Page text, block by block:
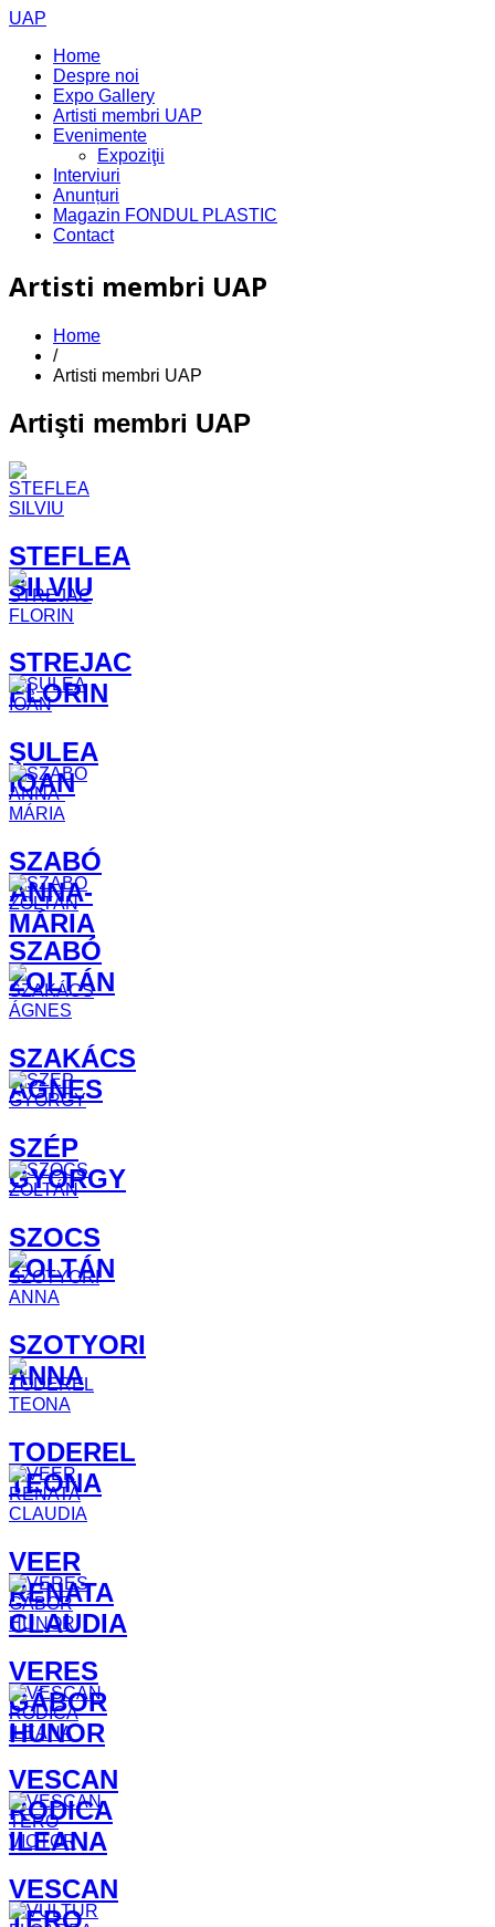
UAP
Home
Despre noi
Expo Gallery
Artisti membri UAP
Evenimente
Expoziţii
Interviuri
Anunțuri
Magazin FONDUL PLASTIC
Contact
Artisti membri UAP
Home
/
Artisti membri UAP
Artişti membri UAP
STEFLEA
SILVIU
STREJAC
FLORIN
ŞULEA
IOAN
SZABÓ
ANNA-
MÁRIA
SZABÓ
ZOLTÁN
SZAKÁCS
ÁGNES
SZÉP
GYORGY
SZOCS
ZOLTÁN
SZOTYORI
ANNA
TODEREL
TEONA
VEER
RENATA
CLAUDIA
VERES
GÁBOR
HUNOR
VESCAN
RODICA
ILEANA
VESCAN
TERO